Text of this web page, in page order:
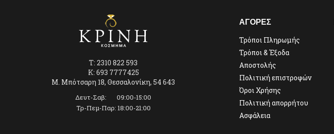
T: 2310 822 593
K: 693 7777425
Μ. Μπότσαρη 18, Θεσσαλονίκη, 54 643
Δευτ-Σαβ: 09:00-15:00
Τρ-Πεμ-Παρ: 18:00-21:00
ΑΓΟΡΕΣ
Τρόποι Πληρωμής
Τρόποι & Έξοδα
Αποστολής
Πολιτική επιστροφών
Όροι Χρήσης
Πολιτική απορρήτου
Ασφάλεια